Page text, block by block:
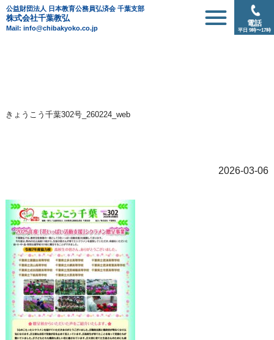
公益財団法人 日本教育公務員弘済会 千葉支部
株式会社千葉教弘
Mail: info@chibakyoko.co.jp
電話
平日 9時〜17時
きょうこう千葉302号_260224_web
2026-03-06